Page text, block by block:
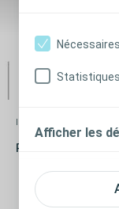
Nécessaires
Statistiques
Afficher les
Restorelle